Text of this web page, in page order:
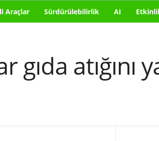
Araçlar Sürdürülebilirlik AI
atığını